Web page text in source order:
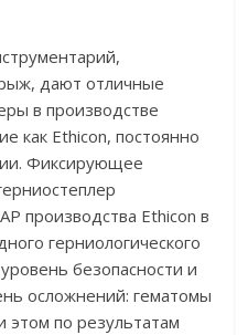
дают отличные
в производстве
как Ethicon, постоянно
Фиксирующее
производства Ethicon в
герниологического
безопасности и
осложнений: гематомы
этом по результатам